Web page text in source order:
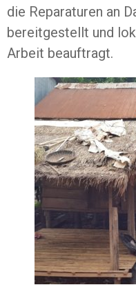
die Reparaturen an
bereitgestellt und
Arbeit beauftragt.